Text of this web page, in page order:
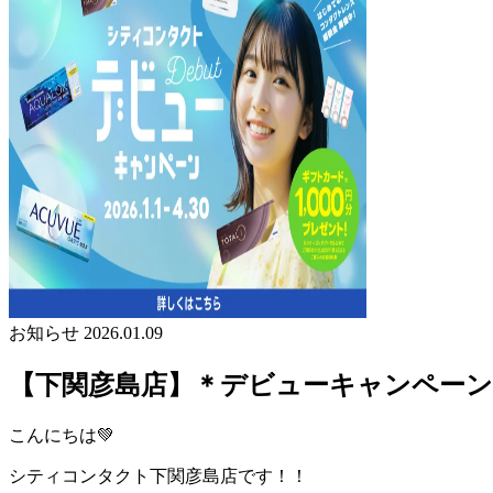
お知らせ 2026.01.09
【下関彦島店】＊デビューキャンペー
こんにちは💚
シティコンタクト下関彦島店です！！